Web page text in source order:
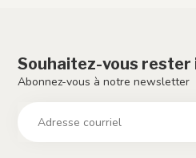
Souhaitez-vous rester
Abonnez-vous à notre newsletter